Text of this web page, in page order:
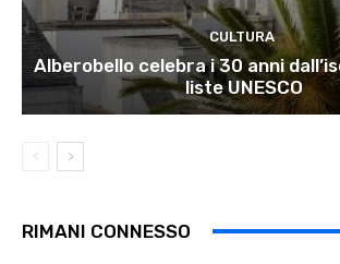
CULTURA
Alberobello celebra i 30 anni
liste UNESCO
RIMANI CONNESSO